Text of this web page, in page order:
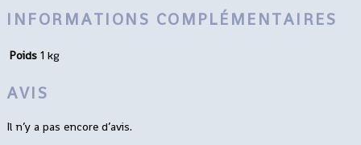
INFORMATIONS COMPLÉMENTAIRES
Poids 1 kg
AVIS
Il n’y a pas encore d’avis.